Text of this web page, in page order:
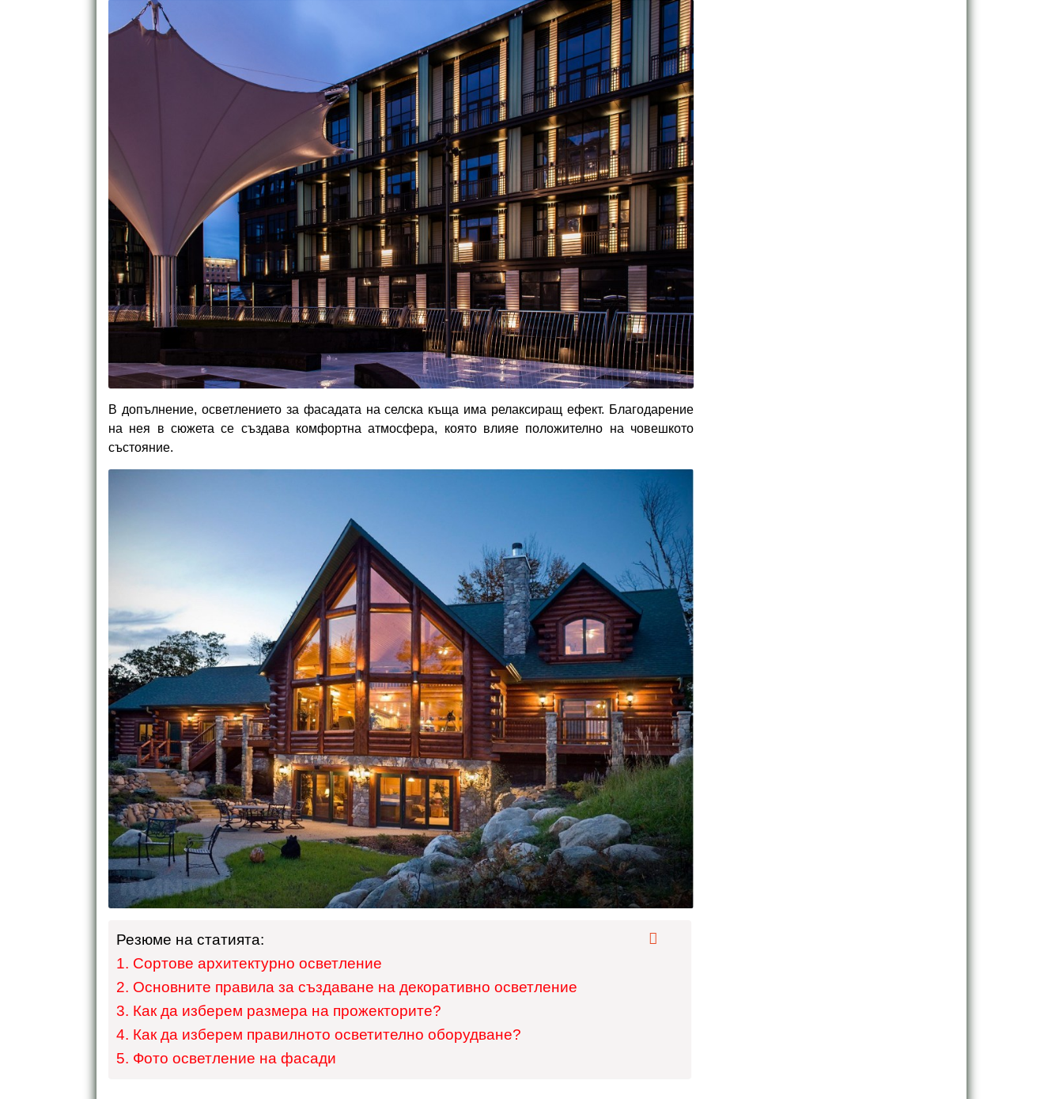
В допълнение, осветлението за фасадата на селска къща има релаксиращ ефект. Благодарение
на нея в сюжета се създава комфортна атмосфера, която влияе положително на човешкото
състояние.
Резюме на статията:
Сортове архитектурно осветление
Основните правила за създаване на декоративно осветление
Как да изберем размера на прожекторите?
Как да изберем правилното осветително оборудване?
Фото осветление на фасади